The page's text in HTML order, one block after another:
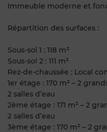
Immeuble moderne et
Répartition des surfaces :
Sous-sol 1 : 118 m²
Sous-sol 2 : 111 m²
Rez-de-chaussée : Local
1er étage : 170 m² – 2
2 salles d’eau
2ème étage : 171 m² – 2
2 salles d’eau
3ème étage : 170 m² – 2